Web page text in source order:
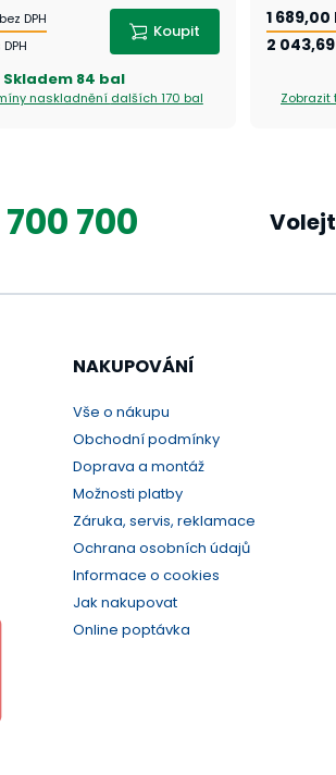
bez DPH
DPH
Koupit
Skladem 84 bal
naskladnění dalších 170 bal
1 689,00
2
700
NAKUPOVÁNÍ
Vše o nákupu
Obchodní podmínky
Doprava a montáž
Možnosti platby
Záruka, servis, reklamace
Ochrana osobních údajů
Informace o cookies
Jak nakupovat
Online poptávka